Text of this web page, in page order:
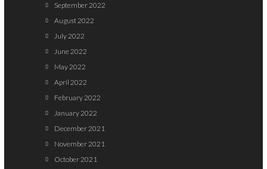
September 2022
August 2022
July 2022
June 2022
May 2022
April 2022
February 2022
January 2022
December 2021
November 2021
October 2021